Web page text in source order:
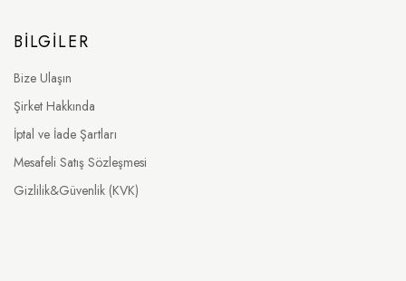
BILGILER
Bize Ulaşın
Şirket Hakkında
İptal ve İade Şartları
Mesafeli Satış Sözleşmesi
Gizlilik&Güvenlik (KVK)